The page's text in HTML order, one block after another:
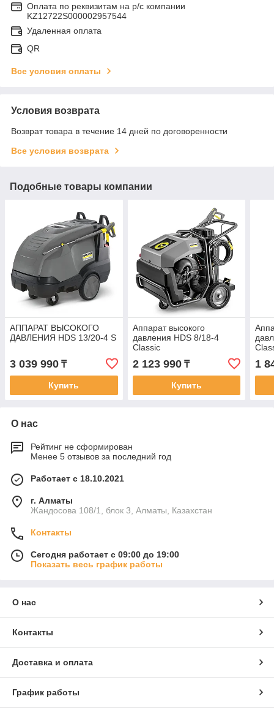
Оплата по реквизитам на р/с компании
KZ12722S000002957544
Удаленная оплата
QR
Все условия оплаты
Условия возврата
Возврат товара в течение 14 дней по договоренности
Все условия возврата
Подобные товары компании
АППАРАТ ВЫСОКОГО
ДАВЛЕНИЯ HDS 13/20-4 S
3 039 990 ₸
Купить
Аппарат высокого
давления HDS 8/18-4
Classic
2 123 990₸
Купить
1
О нас
Рейтинг не сформирован
Менее 5 отзывов за последний год
Работает с 18.10.2021
г. Алматы
Жандосова 108/1, блок 3, Алматы, Казахстан
Контакты
Сегодня работает с 09:00 до 19:00
Показать весь график работы
О нас
Контакты
Доставка и оплата
График работы